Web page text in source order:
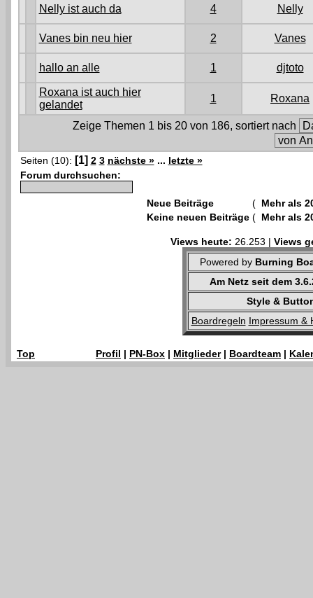
Nelly ist auch da 4 Nelly
Vanes bin neu hier 2 Vanes
hallo an alle 1 djtoto
Roxana ist auch hier
gelandet
1 Roxana
Zeige Themen 1 bis 20 von 186, sortiert nach
Seiten (10): [1] 2 3 nächste » ... letzte »
Forum durchsuchen:
Neue Beiträge ( Mehr als
Keine neuen Beiträge ( Mehr als
Views heute: 26.253 | Views
Powered by Burning
Am Netz seit dem
Style &
Boardregeln Impressum &
Top Profil | PN-Box | Mitglieder| Boardteam |